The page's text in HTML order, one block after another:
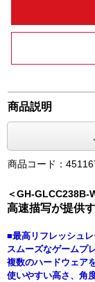
商品説明
商品コード：
＜GH-GLCC238B-
高速描写が提供
■最高リフレッシュ
スムーズなゲームプ
複数のハードウェア
使いやすい高さ、角